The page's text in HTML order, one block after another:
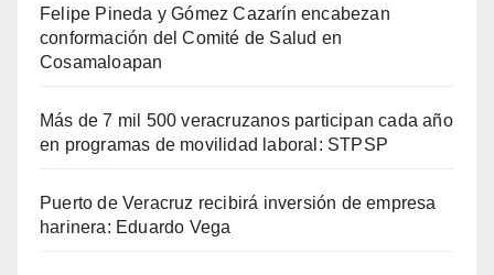
Felipe Pineda y Gómez Cazarín encabezan
conformación del Comité de Salud en
Cosamaloapan
Más de 7 mil 500 veracruzanos participan cada año
en programas de movilidad laboral: STPSP
Puerto de Veracruz recibirá inversión de empresa
harinera: Eduardo Vega